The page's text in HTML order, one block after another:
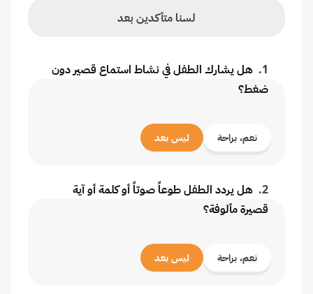
لسنا متأكدين بعد
1
. هل يشارك الطفل في نشاط استماع قصير دون
ضغط؟
نعم، براحة ليس بعد
2
. هل يردد الطفل طوعاً صوتاً أو كلمة أو آية
قصيرة مألوفة؟
نعم، براحة ليس بعد